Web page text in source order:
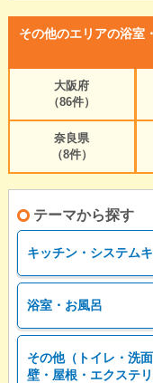
その他のエリアの浴室
大阪府
（86件）
奈良県
（8件）
テーマから探す
キッチン・システム
浴室・お風呂
その他（トイレ・洗
壁・屋根・エクステ